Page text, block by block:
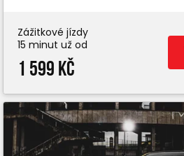
Zážitkové jízdy
15 minut už od
1 599 Kč